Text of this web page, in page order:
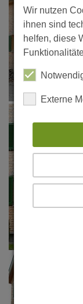
Wir nutzen
ihnen sind
helfen, diese
Externe